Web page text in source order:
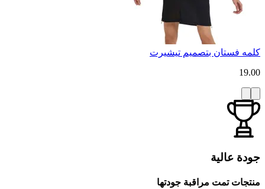
كلمه فستان بتصميم تيشيرت
19.00
جودة عالية
منتجات تمت مراقبة جودتها